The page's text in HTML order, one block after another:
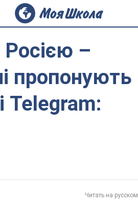
Росією –
пропонують
Telegram:
Читать на русском